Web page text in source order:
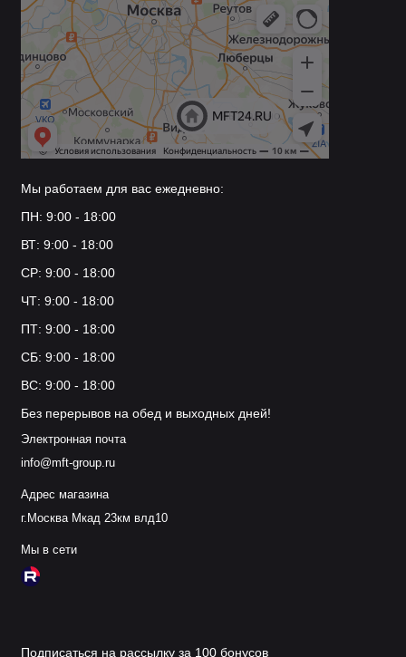
Мы работаем для вас ежедневно:
ПН: 9:00 - 18:00
ВТ: 9:00 - 18:00
СР: 9:00 - 18:00
ЧТ: 9:00 - 18:00
ПТ: 9:00 - 18:00
СБ: 9:00 - 18:00
ВС: 9:00 - 18:00
Без перерывов на обед и выходных дней!
Электронная почта
info@mft-group.ru
Адрес магазина
г.Москва Мкад 23км влд10
Мы в сети
Подписаться на рассылку за 100 бонусов